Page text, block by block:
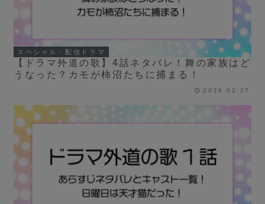
スペシャル・配信ドラマ
【ドラマ外道の歌】4話ネタバレ！舞の家族はど
うなった？カモが柿沼たちに捕まる！
2026.02.27